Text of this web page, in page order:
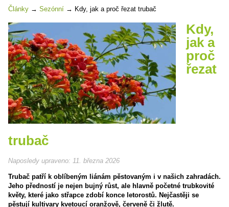
Články → Sezónní → Kdy, jak a proč řezat trubač
Kdy,
jak a
proč
řezat
trubač
Naposledy upraveno: 11. března 2026
Trubač patří k oblíbeným liánám pěstovaným i v našich zahradách.
Jeho předností je nejen bujný růst, ale hlavně početné trubkovité
květy, které jako střapce zdobí konce letorostů. Nejčastěji se
pěstují kultivary kvetoucí oranžově, červeně či žlutě.